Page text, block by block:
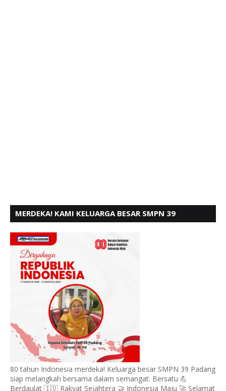
MERDEKA! KAMI KELUARGA BESAR SMPN 39
80 tahun Indonesia merdeka! Keluarga besar SMPN 39 Padang
siap melangkah bersama dalam semangat: Bersatu 💪
Berdaulat 🇮🇩 Rakyat Sejahtera 🤝 Indonesia Maju 🚀 Selamat